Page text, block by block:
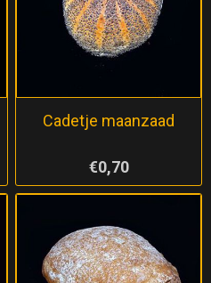
Cadetje maanzaad
€0,70